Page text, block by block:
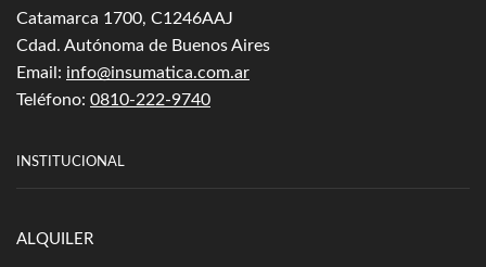
Catamarca 1700, C1246AAJ
Cdad. Autónoma de Buenos Aires
Email: info@insumatica.com.ar
Teléfono: 0810-222-9740
INSTITUCIONAL
ALQUILER